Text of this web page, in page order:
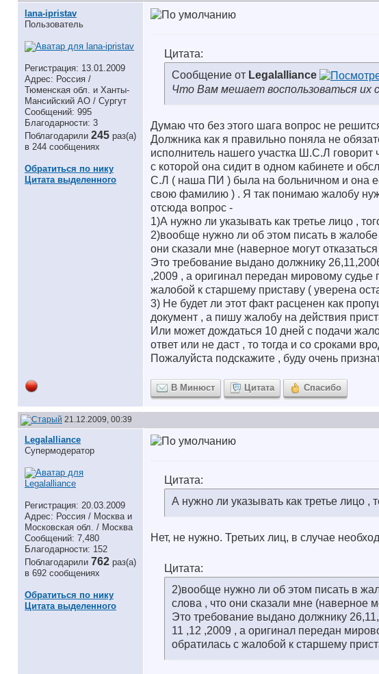
lana-ipristav
Пользователь
Регистрация: 13.01.2009
Адрес: Россия /
Тюменская обл. и Ханты-
Мансийский АО / Сургут
Сообщений: 995
Благодарности: 3
Поблагодарили 245 раз(а)
в 244 сообщениях
Обратиться по нику
Цитата выделенного
Цитата:
Сообщение от Legalalliance
Что Вам мешает воспользоваться их
Думаю что без этого шага вопрос не
Должника как я правильно поняла не
исполнитель нашего участка Ш.С.Л
с которой она сидит в одном кабинете и
С.Л ( наша ПИ ) была на больничном и она
свою фамилию ) . Я так понимаю жалобу
отсюда вопрос -
1)А нужно ли указывать как третье лицо ,
2)вообще нужно ли об этом писать в
они сказали мне (наверное могут
Это требование выдано должнику
,2009 , а оригинал передан мировому
жалобой к старшему приставу ( уверена
3) Не будет ли этот факт расценен как
документ , а пишу жалобу на действия
Или может дождаться 10 дней с подачи
ответ или не даст , то тогда и со сроками
Пожалуйста подскажите , буду очень
В Минюст Цитата Спасибо
21.12.2009, 00:39
Legalalliance
Супермодератор
Регистрация: 20.03.2009
Адрес: Россия / Москва и
Московская обл. / Москва
Сообщений: 7,480
Благодарности: 152
Поблагодарили 762 раз(а)
в 692 сообщениях
Обратиться по нику
Цитата выделенного
Цитата:
А нужно ли указывать как третье лицо ,
Нет, не нужно. Третьих лиц, в случае
Цитата:
2)вообще нужно ли об этом писать в
слова , что они сказали мне (наверное
Это требование выдано должнику
11 ,12 ,2009 , а оригинал передан
обратилась с жалобой к старшему